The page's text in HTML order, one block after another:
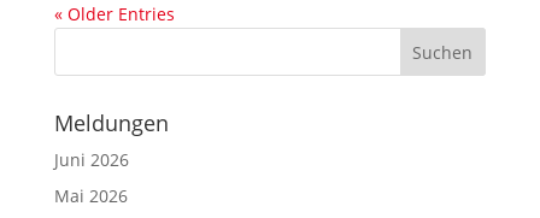
« Older Entries
Meldungen
Juni 2026
Mai 2026